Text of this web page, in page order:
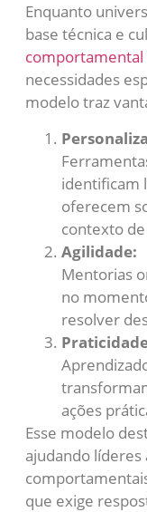
Enquanto
base técnica e
comportamental
necessidades
modelo traz
identificam
oferecem
contexto
Agilidade:
Mentorias
no
resolver
ações
Esse modelo
ajudando líderes
que exige